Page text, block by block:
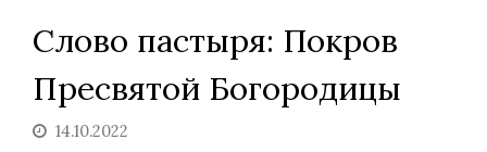
Слово пастыря: Покров
Пресвятой Богородицы
14.10.2022